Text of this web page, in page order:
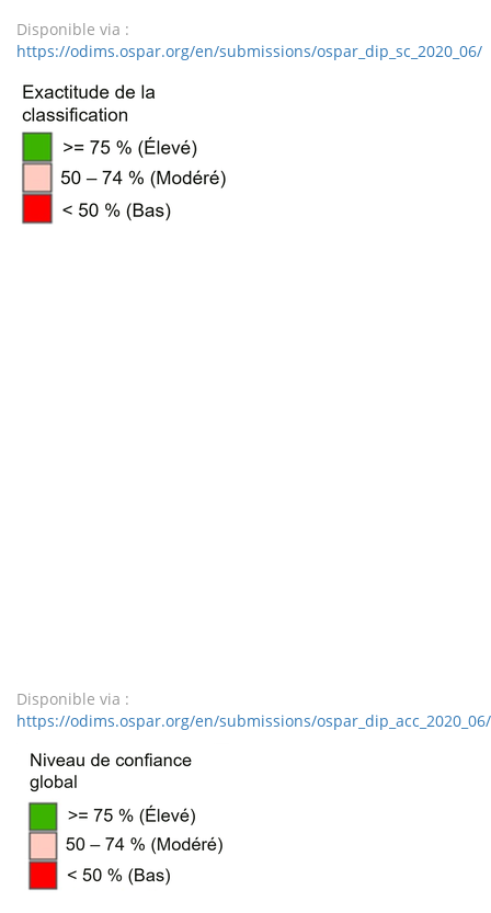
Disponible via :
https://odims.ospar.org/en/submissions/ospar_dip_sc_2020_06/
Disponible via :
https://odims.ospar.org/en/submissions/ospar_dip_acc_2020_06/